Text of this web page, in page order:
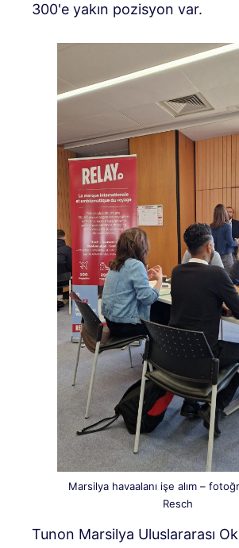
300'e yakın pozisyon var.
Marsilya havaalanı işe alım –
Resch
Tunon Marsilya Uluslararası